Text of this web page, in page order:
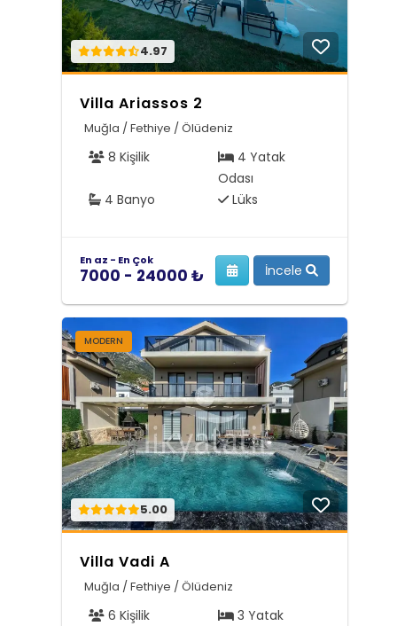
4.97
Villa Ariassos 2
Muğla / Fethiye / Ölüdeniz
8 Kişilik
4 Yatak
Odası
4 Banyo
Lüks
En az - En Çok
7000 - 24000 ₺ İncele
MODERN
5.00
Villa Vadi A
Muğla / Fethiye / Ölüdeniz
6 Kişilik
3 Yatak